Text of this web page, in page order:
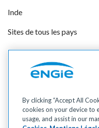
Inde
Sites de tous les pays
Gérer vos cookies
Données personnelles
Mentions légales
Accessibilité
By clicking “Accept All
cookies on your device to
usage, and assist in our